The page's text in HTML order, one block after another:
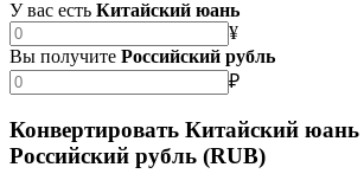
У вас есть Китайский юань
¥
Вы получите Российский рубль
₽
Конвертировать Китайский
Российский рубль (RUB)